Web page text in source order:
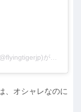
、オシャレなのに